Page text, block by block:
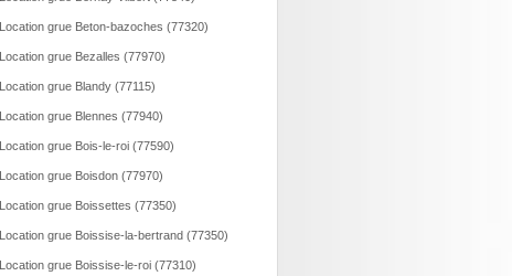
Location grue Beton-bazoches (77320)
Location grue Bezalles (77970)
Location grue Blandy (77115)
Location grue Blennes (77940)
Location grue Bois-le-roi (77590)
Location grue Boisdon (77970)
Location grue Boissettes (77350)
Location grue Boissise-la-bertrand (77350)
Location grue Boissise-le-roi (77310)